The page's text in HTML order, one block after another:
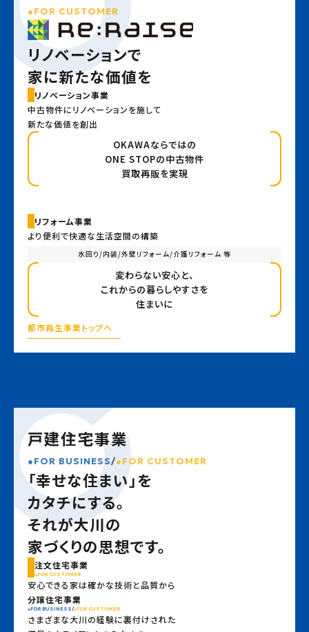
FOR CUSTOMER
リノベーションで
家に新たな価値を
リノベーション事業
中古物件にリノベーションを施して
新たな価値を創出
OKAWAならではの
ONE STOPの中古物件
買取再販を実現
リフォーム事業
より便利で快適な生活空間の構築
水回り/内装/外壁リフォーム/介護リフォーム 等
変わらない安心と、
これからの暮らしやすさを
住まいに
都市再生事業トップへ
戸建住宅事業
FOR BUSINESS/ FOR CUSTOMER
「幸せな住まい」を
カタチにする。
それが大川の
家づくりの思想です。
注文住宅事業
FOR CUSTOMER
安心できる家は確かな技術と品質から
分譲住宅事業
FOR BUSINESS/ FOR CUSTOMER
さまざまな大川の経験に裏付けされた